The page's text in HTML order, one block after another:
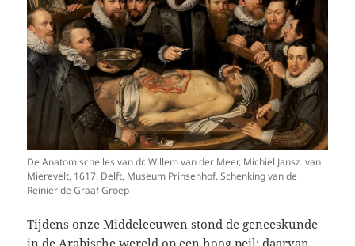
De Anatomische les van dr. Willem van der Meer, Michiel Jansz. van
Mierevelt, 1617. Delft, Museum Prinsenhof. Schenking van de
Reinier de Graaf Groep
Tijdens onze Middeleeuwen stond de geneeskunde